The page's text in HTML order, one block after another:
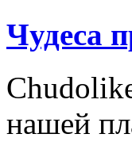
Чудеса
нашей